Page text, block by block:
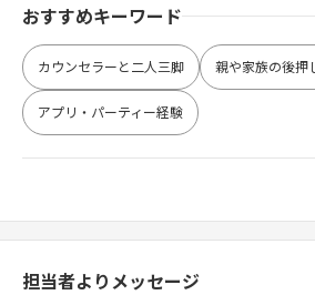
おすすめキーワード
カウンセラーと二人三脚 親や家族の後押
アプリ・パーティー経験
担当者よりメッセージ